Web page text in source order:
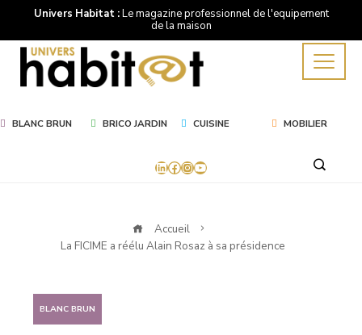
Univers Habitat :Le magazine professionnel de l'equipement
de la maison
BLANC BRUN BRICO JARDIN CUISINE MOBILIER
LinkedIn
Facebook
Instagram
YouTube
Accueil
La FICIME a réélu Alain Rosaz à sa présidence
BLANC BRUN